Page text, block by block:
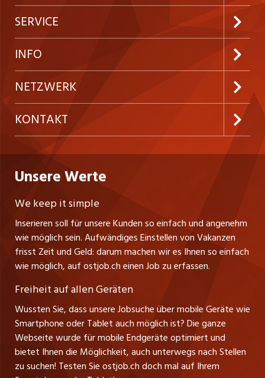
Jobabo abonnieren
Neue Stellen
Festanstellungen
Temporäre Jobs
Freelance Jobs
Praktika
Lehrstellen
Führungspositionen
Management / Kader-Jobs
Berufsgruppen
Top-Regionen
Jobline
SERVICE
Kundenlogin
Inserieren
Firmen
Personalvermittler
INFO
Preise & Leistungen
AGB
Datenschutzerklärung
Nutzungsbedingungen
Stellenmeldepflicht
Schnittstelle
Impressum
NETZWERK
westjob.at
nicejob.de
myjob.ch
zentraljob.ch
jobbasel.ch
jobbern.ch
jobmittelland.ch
jobzüri.ch
schaffu.ch (VS)
ajourjob.ch
KONTAKT
CH Media Classifieds AG
Fürstenlandstrasse 122
CH-9001 St. Gallen
Tel. +41 71 272 73 80
info@ostjob.ch/inserate@ostjob.ch
Henrik Jasek
Leiter ostjob.ch
Fredy Pillinger
Verkauf und Beratung
Christoph Walzl
Verkauf und Beratung
Unsere Werte
We keep it simple
Inserieren soll für unsere Kunden so einfach und angenehm
wie möglich sein. Aufwändiges Einstellen von Vakanzen
frisst Zeit und Geld: darum machen wir es Ihnen so einfach
wie möglich, auf ostjob.ch einen Job zu erfassen.
Freiheit auf allen Geräten
Wussten Sie, dass unsere Jobsuche über mobile Geräte wie
Smartphone oder Tablet auch möglich ist? Die ganze
Webseite wurde für mobile Endgeräte optimiert und
bietet Ihnen die Möglichkeit, auch unterwegs nach Stellen
zu suchen! Testen Sie ostjob.ch doch mal auf Ihrem